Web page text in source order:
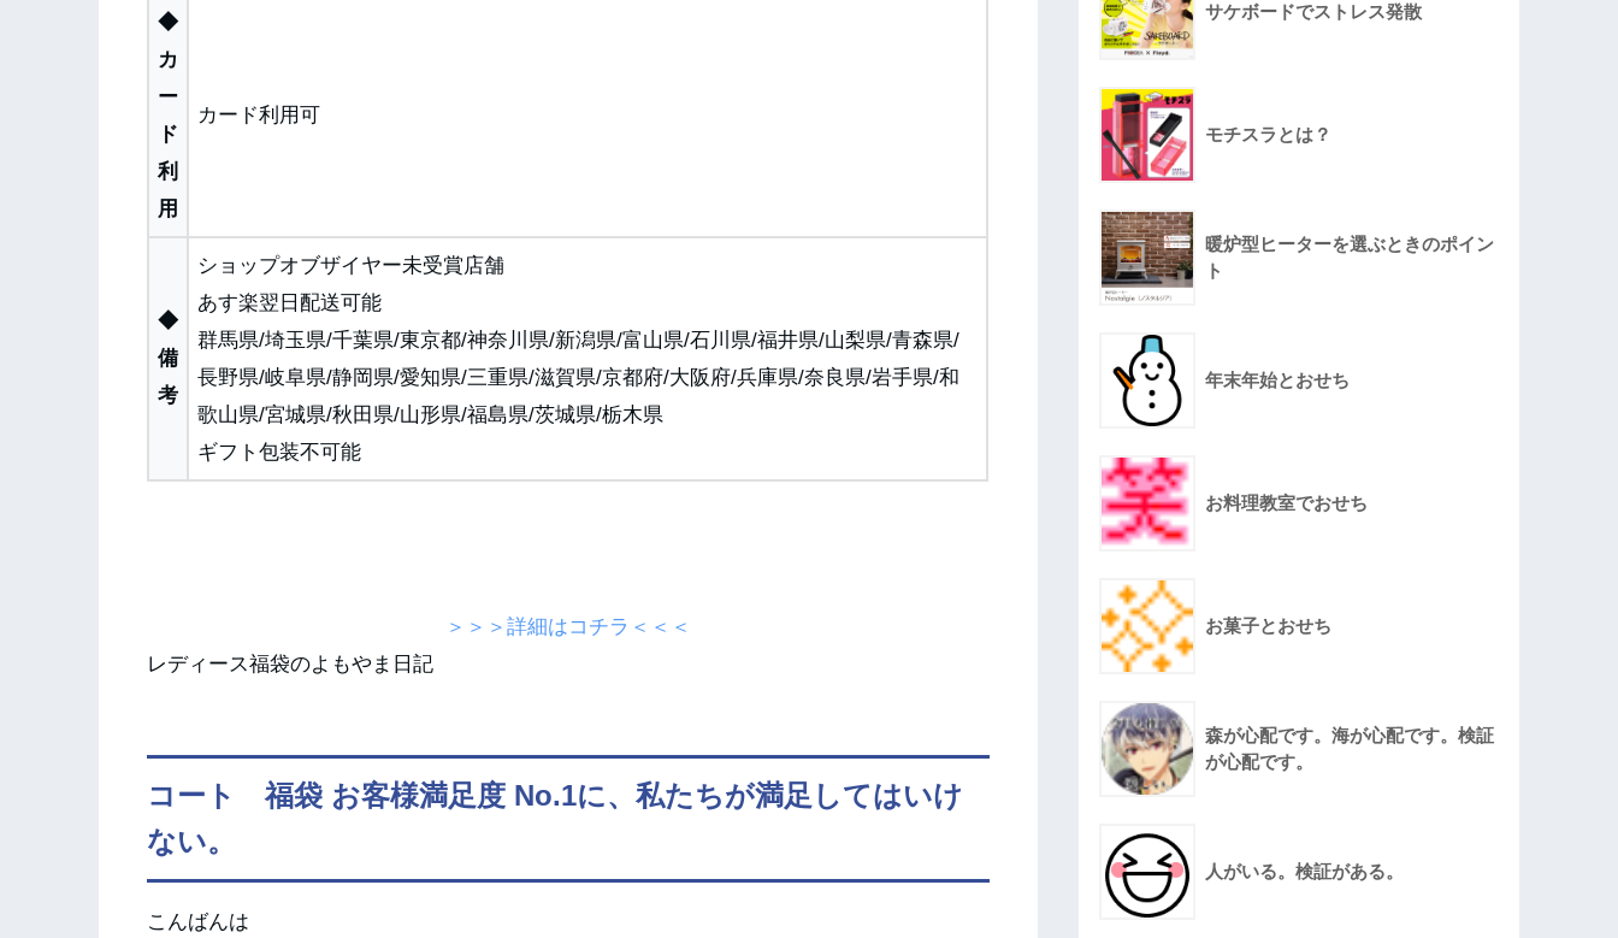
◆
カ
ー
ド
利
用
カード利用可
◆
備
考
ショップオブザイヤー未受賞店舗
あす楽翌日配送可能
群馬県/埼玉県/千葉県/東京都/神奈川県/新潟県/富山県/石川県/福井県/山梨県/青森県/
長野県/岐阜県/静岡県/愛知県/三重県/滋賀県/京都府/大阪府/兵庫県/奈良県/岩手県/和
歌山県/宮城県/秋田県/山形県/福島県/茨城県/栃木県
ギフト包装不可能
＞＞＞詳細はコチラ＜＜＜
レディース福袋のよもやま日記
コート 福袋 お客様満足度 No.1に、私たちが満足してはいけ
ない。
こんばんは
サケボードでストレス発散
モチスラとは？
暖炉型ヒーターを選ぶときのポイン
ト
年末年始とおせち
お料理教室でおせち
お菓子とおせち
森が心配です。海が心配です。検証
が心配です。
人がいる。検証がある。